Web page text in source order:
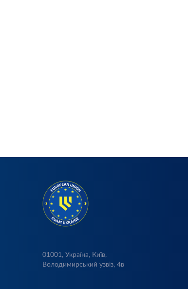
01001, Україна, Київ,
Володимирський узвіз, 4в